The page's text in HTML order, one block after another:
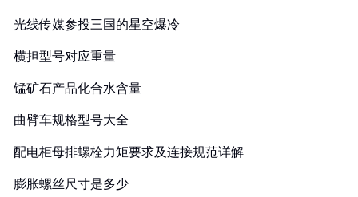
光线传媒参投三国的星空爆冷
横担型号对应重量
锰矿石产品化合水含量
曲臂车规格型号大全
配电柜母排螺栓力矩要求及连接规范详解
膨胀螺丝尺寸是多少